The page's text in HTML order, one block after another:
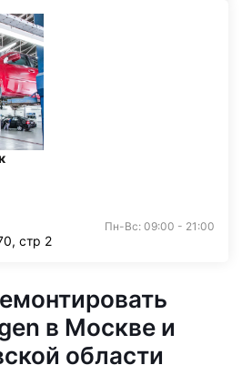
Пн-Вс: 09:00 - 21:00
стр 2
в Москве и
области